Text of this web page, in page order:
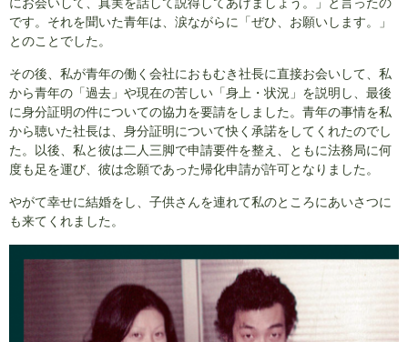
にお会いして、真実を話して説得してあげましょう。」と言ったの
です。それを聞いた青年は、涙ながらに「ぜひ、お願いします。」
とのことでした。
その後、私が青年の働く会社におもむき社長に直接お会いして、私
から青年の「過去」や現在の苦しい「身上・状況」を説明し、最後
に身分証明の件についての協力を要請をしました。青年の事情を私
から聴いた社長は、身分証明について快く承諾をしてくれたのでし
た。以後、私と彼は二人三脚で申請要件を整え、ともに法務局に何
度も足を運び、彼は念願であった帰化申請が許可となりました。
やがて幸せに結婚をし、子供さんを連れて私のところにあいさつに
も来てくれました。